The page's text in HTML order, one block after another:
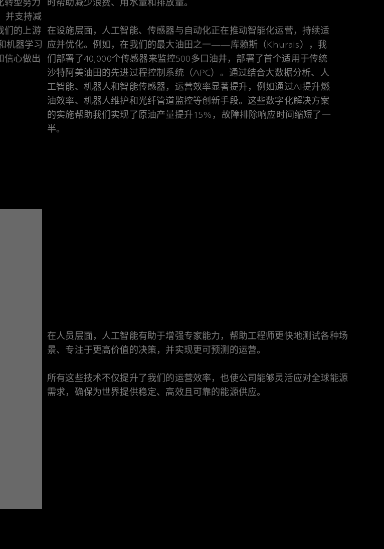
转型努力
并支持减
们的上游
机器学习
信心做出
时帮助减少浪费、用水量和排放量。
在设施层面，人工智能、传感器与自动化正在推动智能化运营，持续适
应并优化。例如，在我们的最大油田之一——库赖斯（Khurais），我
们部署了40,000个传感器来监控500多口油井，部署了首个适用于传统
沙特阿美油田的先进过程控制系统（APC）。通过结合大数据分析、人
工智能、机器人和智能传感器，运营效率显著提升，例如通过AI提升燃
油效率、机器人维护和光纤管道监控等创新手段。这些数字化解决方案
的实施帮助我们实现了原油产量提升15%，故障排除响应时间缩短了一
半。
在人员层面，人工智能有助于增强专家能力，帮助工程师更快地测试各种场
景、专注于更高价值的决策，并实现更可预测的运营。
所有这些技术不仅提升了我们的运营效率，也使公司能够灵活应对全球能源
需求，确保为世界提供稳定、高效且可靠的能源供应。